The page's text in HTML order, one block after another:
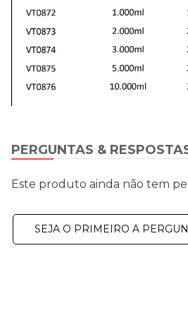
PERGUNTAS &
Este produto ainda não tem
SEJA O PRIMEIRO A